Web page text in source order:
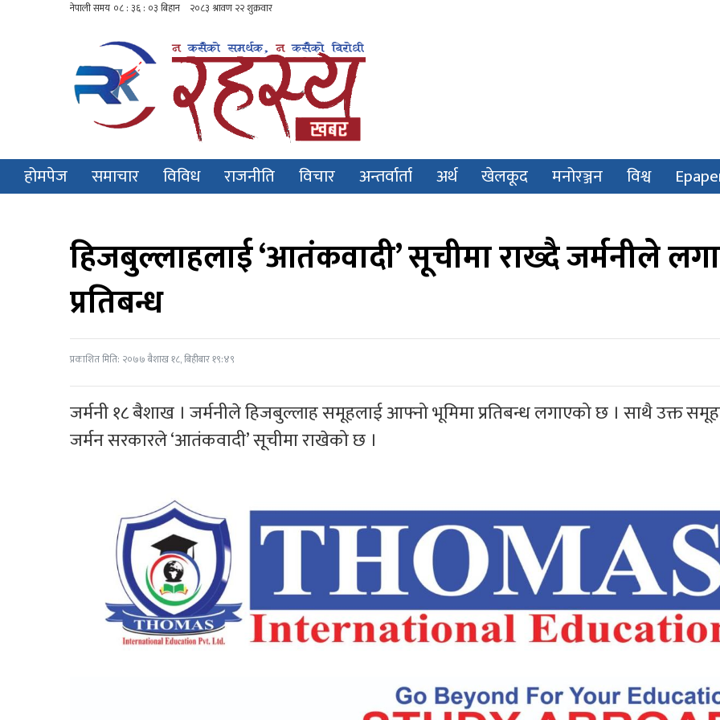
होमपेज समाचार विविध राजनीति विचार अन्तर्वार्ता अर्थ खेलकूद मनोरञ्जन विश्व
हिजबुल्लाहलाई ‘आतंकवादी’ सूचीमा राख्दै जर्मनीले
प्रतिबन्ध
प्रकाशित मिति: २०७७ बैशाख १८, बिहीबार १९:४९
जर्मनी १८ बैशाख । जर्मनीले हिजबुल्लाह समूहलाई आफ्नो भूमिमा प्रतिबन्ध लगाएको छ । साथै उक्त
जर्मन सरकारले ‘आतंकवादी’ सूचीमा राखेको छ ।